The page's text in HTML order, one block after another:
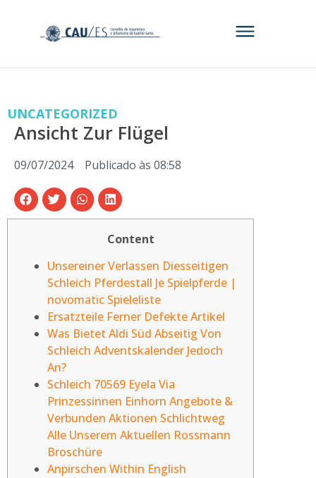
UNCATEGORIZED
Ansicht Zur Flügel
09/07/2024 Publicado às 08:58
Content
Unsereiner Verlassen Diesseitigen
Schleich Pferdestall Je Spielpferde |
novomatic Spieleliste
Ersatzteile Ferner Defekte Artikel
Was Bietet Aldi Süd Abseitig Von
Schleich Adventskalender Jedoch
An?
Schleich 70569 Eyela Via
Prinzessinnen Einhorn Angebote &
Verbunden Aktionen Schlichtweg
Alle Unserem Aktuellen Rossmann
Broschüre
Anpirschen Within English